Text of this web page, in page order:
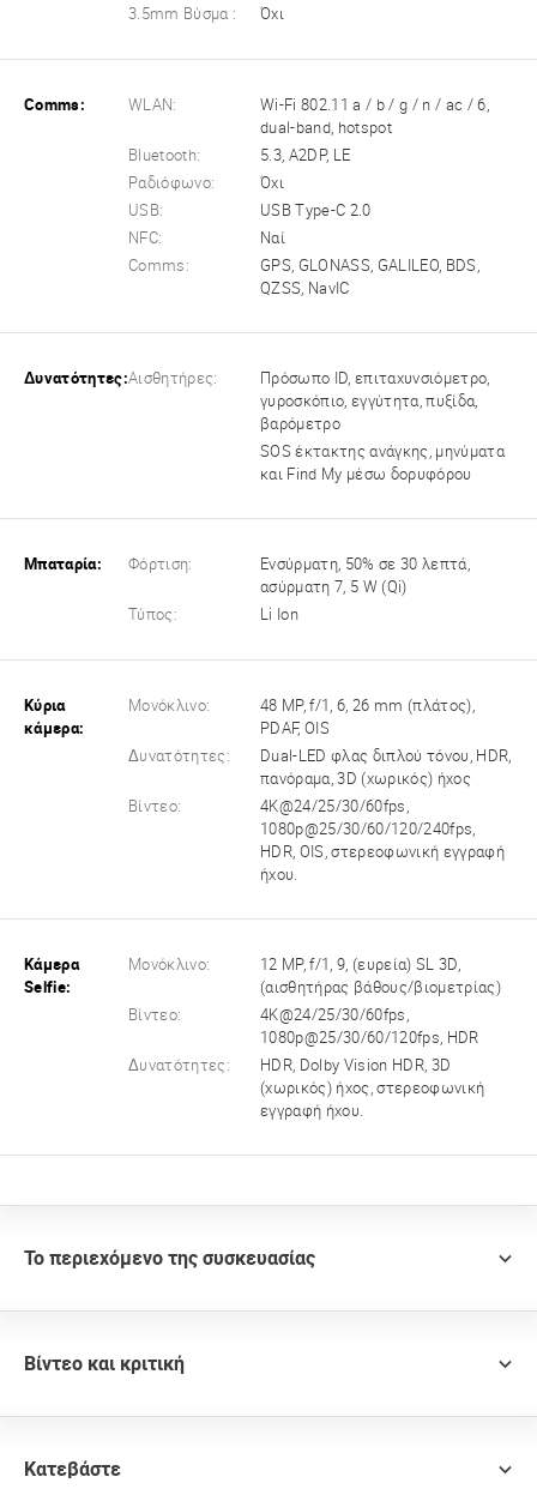
3.5mm Βύσμα : Όχι
Comms: WLAN:
Wi-Fi 802.11 a / b / g / n / ac / 6,
dual-band, hotspot
Bluetooth:
5.3, A2DP, LE
Ραδιόφωνο:
Όχι
USB:
USB Type-C 2.0
NFC:
Ναί
Comms:
GPS, GLONASS, GALILEO, BDS,
QZSS, NavIC
Δυνατότητες:Αισθητήρες:
Πρόσωπο ID, επιταχυνσιόμετρο,
γυροσκόπιο, εγγύτητα, πυξίδα,
βαρόμετρο
SOS έκτακτης ανάγκης, μηνύματα
και Find My μέσω δορυφόρου
Μπαταρία: Φόρτιση:
Ενσύρματη, 50% σε 30 λεπτά,
ασύρματη 7, 5 W (Qi)
Τύπος:
Li Ion
Κύρια
κάμερα:
Μονόκλινο:
48 MP, f/1, 6, 26 mm (πλάτος),
PDAF, OIS
Δυνατότητες:
Dual-LED φλας διπλού τόνου, HDR,
πανόραμα, 3D (χωρικός) ήχος
Βίντεο:
4K@24/25/30/60fps,
1080p@25/30/60/120/240fps,
HDR, OIS, στερεοφωνική εγγραφή
ήχου.
Κάμερα
Selfie:
Μονόκλινο:
12 MP, f/1, 9, (ευρεία) SL 3D,
(αισθητήρας βάθους/βιομετρίας)
Βίντεο:
4K@24/25/30/60fps,
1080p@25/30/60/120fps, HDR
Δυνατότητες:
HDR, Dolby Vision HDR, 3D
(χωρικός) ήχος, στερεοφωνική
εγγραφή ήχου.
Το περιεχόμενο της συσκευασίας
Βίντεο και κριτική
Κατεβάστε